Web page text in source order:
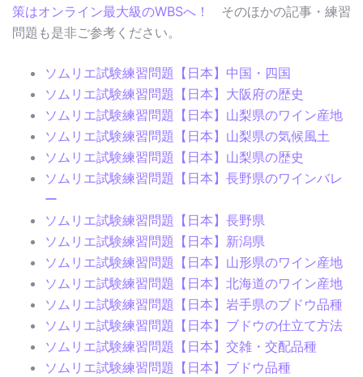
策はオンライン最大級のWBSへ！
そのほかの記事・練習
問題も是非ご参考ください。
ソムリエ試験練習問題【日本】中国・四国
ソムリエ試験練習問題【日本】大阪府の歴史
ソムリエ試験練習問題【日本】山梨県のワイン産地
ソムリエ試験練習問題【日本】山梨県の気候風土
ソムリエ試験練習問題【日本】山梨県の歴史
ソムリエ試験練習問題【日本】長野県のワインバレ
ー
ソムリエ試験練習問題【日本】長野県
ソムリエ試験練習問題【日本】新潟県
ソムリエ試験練習問題【日本】山形県のワイン産地
ソムリエ試験練習問題【日本】北海道のワイン産地
ソムリエ試験練習問題【日本】岩手県のブドウ品種
ソムリエ試験練習問題【日本】ブドウの仕立て方法
ソムリエ試験練習問題【日本】交雑・交配品種
ソムリエ試験練習問題【日本】ブドウ品種